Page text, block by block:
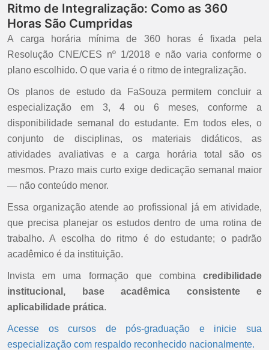
Ritmo de Integralização: Como as 360
Horas São Cumpridas
A carga horária mínima de 360 horas é fixada pela
Resolução CNE/CES nº 1/2018 e não varia conforme o
plano escolhido. O que varia é o ritmo de integralização.
Os planos de estudo da FaSouza permitem concluir a
especialização em 3, 4 ou 6 meses, conforme a
disponibilidade semanal do estudante. Em todos eles, o
conjunto de disciplinas, os materiais didáticos, as
atividades avaliativas e a carga horária total são os
mesmos. Prazo mais curto exige dedicação semanal maior
— não conteúdo menor.
Essa organização atende ao profissional já em atividade,
que precisa planejar os estudos dentro de uma rotina de
trabalho. A escolha do ritmo é do estudante; o padrão
acadêmico é da instituição.
Invista em uma formação que combina credibilidade
institucional, base acadêmica consistente e
aplicabilidade prática.
Acesse os cursos de pós-graduação e inicie sua
especialização com respaldo reconhecido nacionalmente.